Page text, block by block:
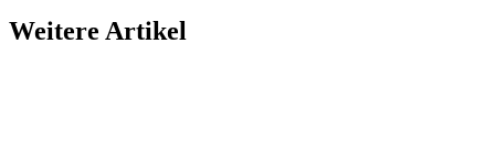
Weitere Artikel